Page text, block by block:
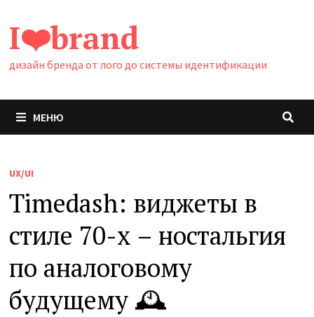
содержимому
I❤️brand
дизайн бренда от лого до системы идентификации
МЕНЮ
UX/UI
Timedash: виджеты в
стиле 70-х – ностальгия
по аналоговому
будущему 🕰️